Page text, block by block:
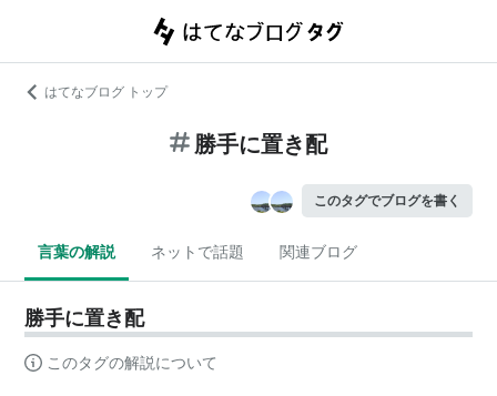
はてなブログ トップ
勝手に置き配
このタグでブログを書く
言葉の解説 ネットで話題 関連ブログ
勝手に置き配
このタグの解説について